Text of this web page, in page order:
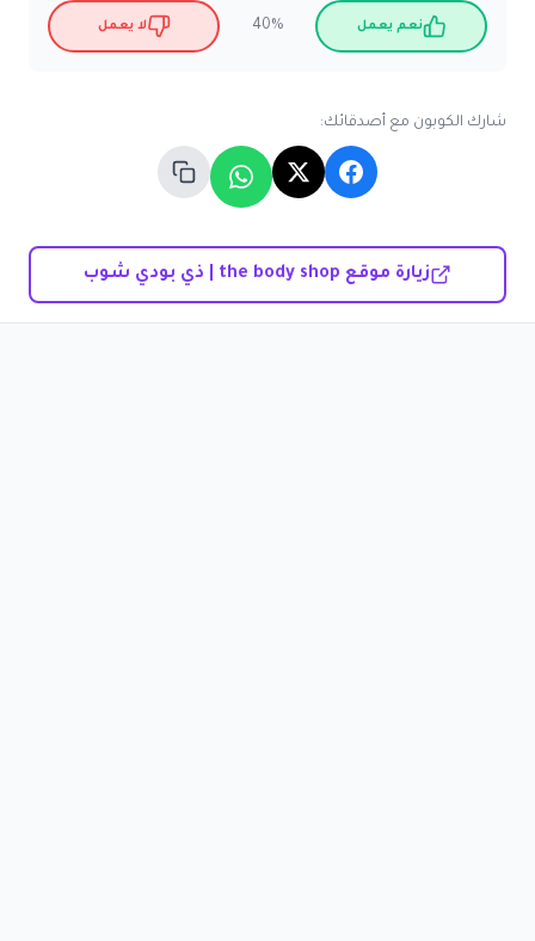
نعم يعمل 40% لا يعمل
شارك الكوبون مع أصدقائك:
زيارة موقع the body shop | ذي بودي شوب